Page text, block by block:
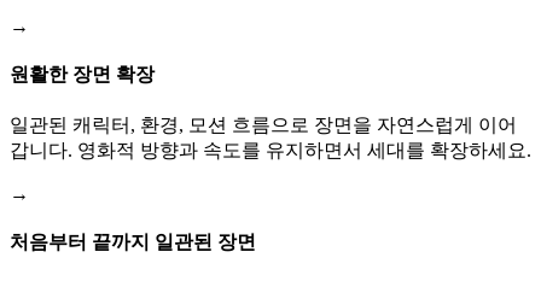
→
원활한 장면 확장
일관된 캐릭터, 환경, 모션 흐름으로 장면을 자연스럽게 이어
갑니다. 영화적 방향과 속도를 유지하면서 세대를 확장하세요.
→
처음부터 끝까지 일관된 장면